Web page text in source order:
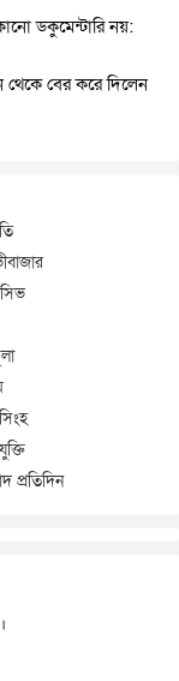
ডকুমেন্টারি নয়:
থেকে বের করে দিলেন
প্রতিদিন